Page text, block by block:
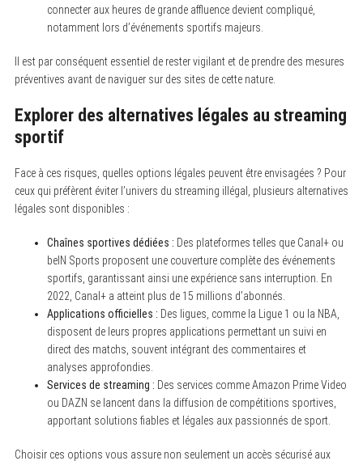
connecter aux heures de grande affluence devient compliqué,
notamment lors d’événements sportifs majeurs.
Il est par conséquent essentiel de rester vigilant et de prendre des mesures
préventives avant de naviguer sur des sites de cette nature.
Explorer des alternatives légales au streaming
sportif
Face à ces risques, quelles options légales peuvent être envisagées ? Pour
ceux qui préfèrent éviter l’univers du streaming illégal, plusieurs alternatives
légales sont disponibles :
Chaînes sportives dédiées : Des plateformes telles que Canal+ ou
beIN Sports proposent une couverture complète des événements
sportifs, garantissant ainsi une expérience sans interruption. En
2022, Canal+ a atteint plus de 15 millions d’abonnés.
Applications officielles : Des ligues, comme la Ligue 1 ou la NBA,
disposent de leurs propres applications permettant un suivi en
direct des matchs, souvent intégrant des commentaires et
analyses approfondies.
Services de streaming : Des services comme Amazon Prime Video
ou DAZN se lancent dans la diffusion de compétitions sportives,
apportant solutions fiables et légales aux passionnés de sport.
Choisir ces options vous assure non seulement un accès sécurisé aux